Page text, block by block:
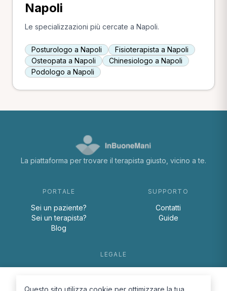
Napoli
Le specializzazioni più cercate a Napoli.
Posturologo a Napoli
Fisioterapista a Napoli
Osteopata a Napoli
Chinesiologo a Napoli
Podologo a Napoli
La piattaforma per trovare il terapista giusto, vicino a te.
PORTALE
Sei un paziente?
Sei un terapista?
Blog
SUPPORTO
Contatti
Guide
LEGALE
Questo sito utilizza cookie per ottimizzare la tua